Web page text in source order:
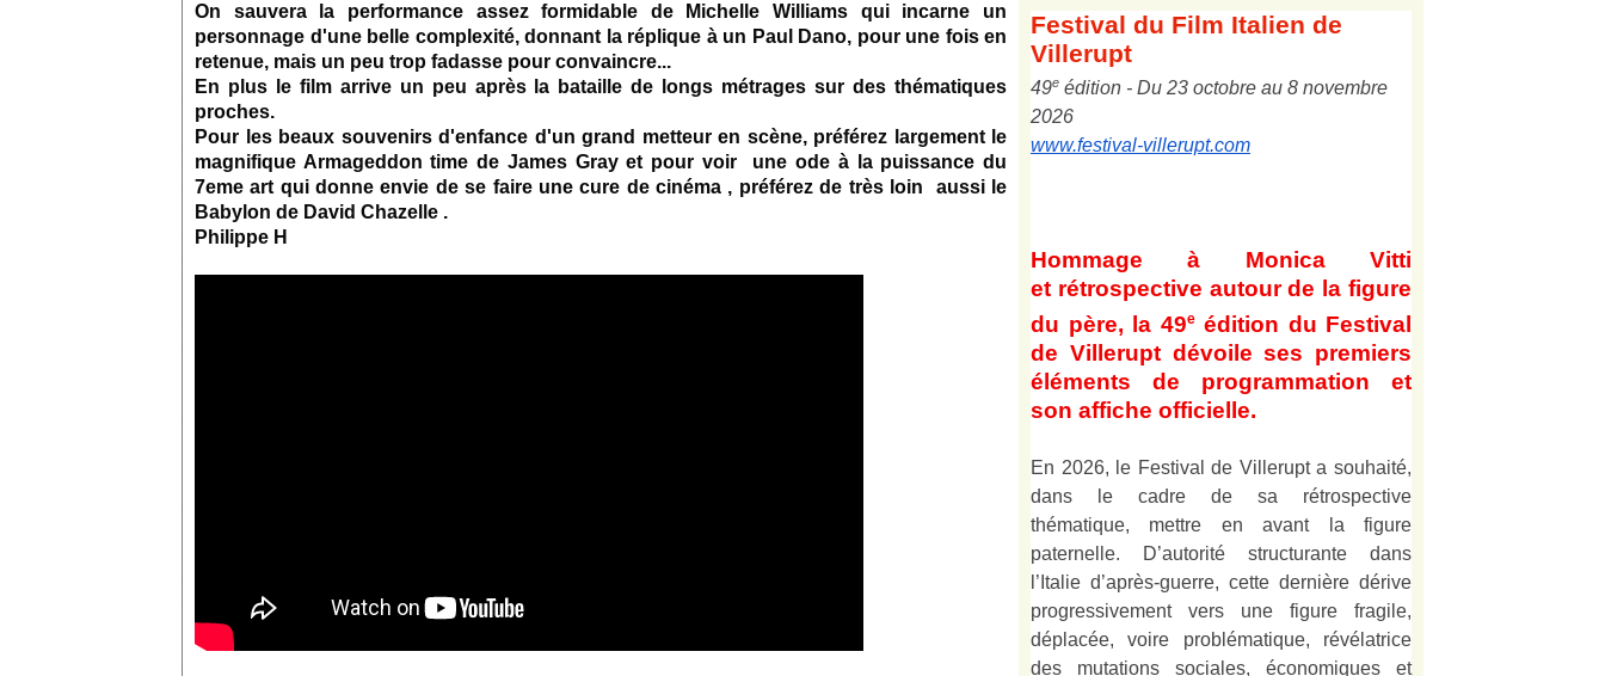
On sauvera la performance assez formidable de Michelle Williams qui incarne un
personnage d'une belle complexité, donnant la réplique à un Paul Dano, pour une fois en
retenue, mais un peu trop fadasse pour convaincre...
En plus le film arrive un peu après la bataille de longs métrages sur des thématiques
proches.
Pour les beaux souvenirs d'enfance d'un grand metteur en scène, préférez largement le
magnifique Armageddon time de James Gray et pour voir une ode à la puissance du
7eme art qui donne envie de se faire une cure de cinéma , préférez de très loin aussi le
Babylon de David Chazelle .
Philippe H
Festival du Film Italien de
Villerupt
49e édition - Du 23 octobre au 8 novembre
2026
www.festival-villerupt.com
Hommage à Monica Vitti
et rétrospective autour de la figure
du père, la 49e édition du Festival
de Villerupt dévoile ses premiers
éléments de programmation et
son affiche officielle.
En 2026, le Festival de Villerupt a souhaité,
dans le cadre de sa rétrospective
thématique, mettre en avant la figure
paternelle. D’autorité structurante dans
l’Italie d’après-guerre, cette dernière dérive
progressivement vers une figure fragile,
déplacée, voire problématique, révélatrice
des mutations sociales, économiques et